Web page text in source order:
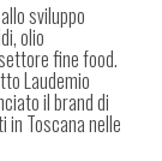
sviluppo
olio
fine food.
Laudemio
il brand di
in Toscana nelle